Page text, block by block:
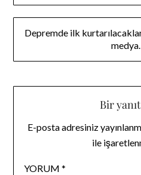
gezinmesi
Depremde ilk
Bir
E-posta adresiniz
ile
YORUM *